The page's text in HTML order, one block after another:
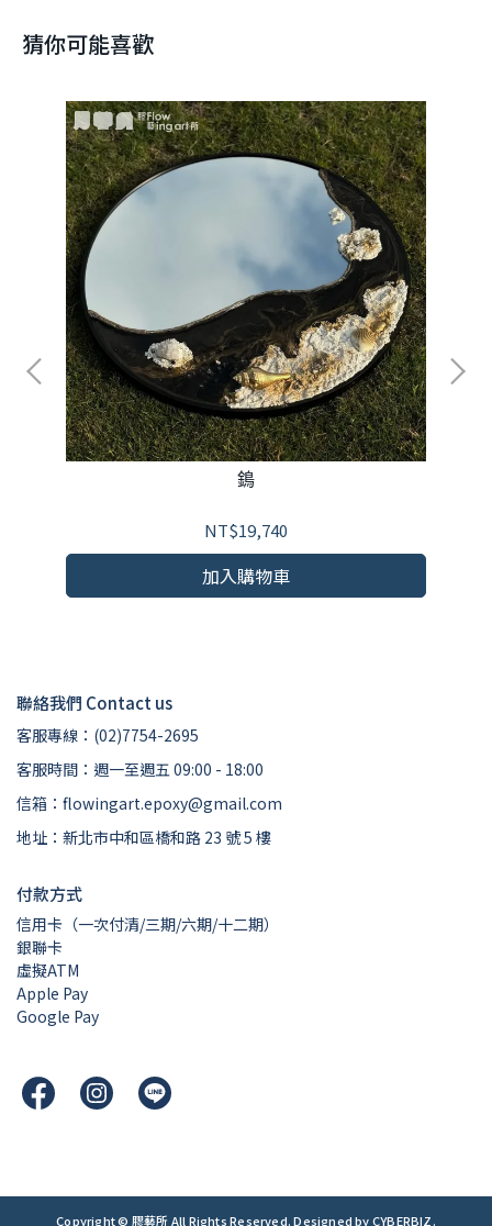
猜你可能喜歡
鵭
NT$19,740
加入購物車
聯絡我們 Contact us
客服專線：(02)7754-2695
客服時間：週一至週五 09:00 - 18:00
信箱：flowingart.epoxy@gmail.com
地址：新北市中和區橋和路 23 號 5 樓
付款方式
信用卡（一次付清/三期/六期/十二期）
銀聯卡
虛擬ATM
Apple Pay
Google Pay
Copyright © 膠藝所All Rights Reserved. Designed byCYBERBIZ.